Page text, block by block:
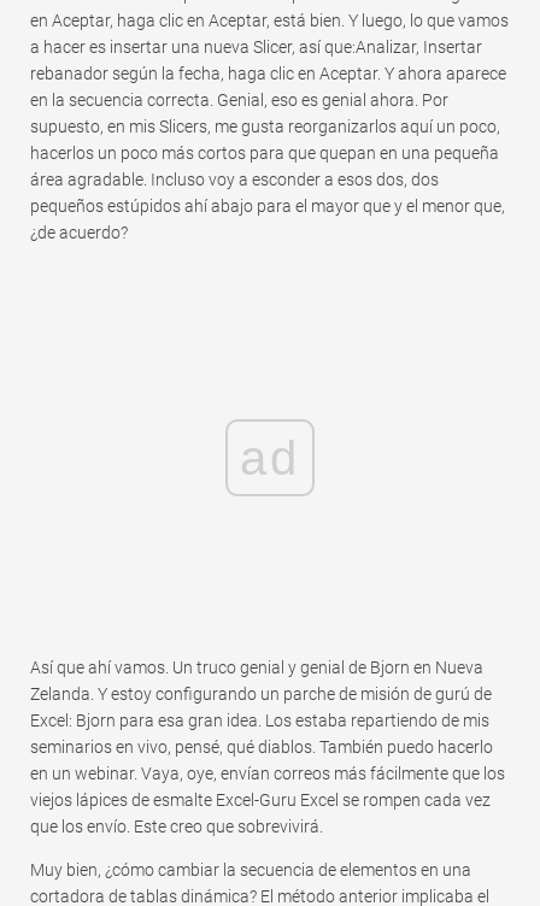
en Aceptar, haga clic en Aceptar, está bien. Y luego, lo que vamos
a hacer es insertar una nueva Slicer, así que:Analizar, Insertar
rebanador según la fecha, haga clic en Aceptar. Y ahora aparece
en la secuencia correcta. Genial, eso es genial ahora. Por
supuesto, en mis Slicers, me gusta reorganizarlos aquí un poco,
hacerlos un poco más cortos para que quepan en una pequeña
área agradable. Incluso voy a esconder a esos dos, dos
pequeños estúpidos ahí abajo para el mayor que y el menor que,
¿de acuerdo?
ad
Así que ahí vamos. Un truco genial y genial de Bjorn en Nueva
Zelanda. Y estoy configurando un parche de misión de gurú de
Excel: Bjorn para esa gran idea. Los estaba repartiendo de mis
seminarios en vivo, pensé, qué diablos. También puedo hacerlo
en un webinar. Vaya, oye, envían correos más fácilmente que los
viejos lápices de esmalte Excel-Guru Excel se rompen cada vez
que los envío. Este creo que sobrevivirá.
Muy bien, ¿cómo cambiar la secuencia de elementos en una
cortadora de tablas dinámica? El método anterior implicaba el